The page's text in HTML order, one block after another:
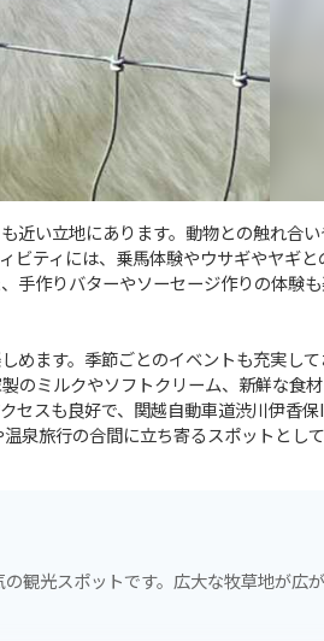
近い立地にあります。動物との触れ合
ビティには、乗馬体験やウサギやヤギと
作りバターやソーセージ作りの体験も
めます。季節ごとのイベントも充実し
のミルクやソフトクリーム、新鮮な食
セスも良好で、関越自動車道渋川伊香保
泉旅行の合間に立ち寄るスポットとし
観光スポットです。広大な牧草地が広が